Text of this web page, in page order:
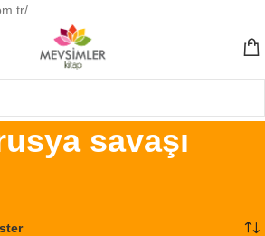
savaşı